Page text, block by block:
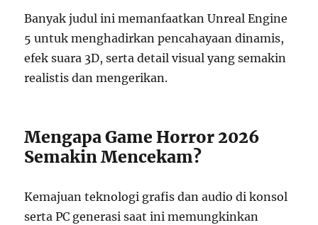
Banyak judul ini memanfaatkan Unreal Engine
5 untuk menghadirkan pencahayaan dinamis,
efek suara 3D, serta detail visual yang semakin
realistis dan mengerikan.
Mengapa Game Horror 2026
Semakin Mencekam?
Kemajuan teknologi grafis dan audio di konsol
serta PC generasi saat ini memungkinkan